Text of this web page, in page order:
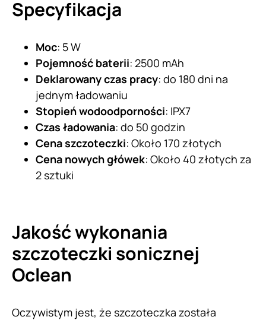
Specyfikacja
Moc: 5 W
Pojemność baterii: 2500 mAh
Deklarowany czas pracy: do 180 dni na
jednym ładowaniu
Stopień wodoodporności: IPX7
Czas ładowania: do 50 godzin
Cena szczoteczki: Około 170 złotych
Cena nowych główek: Około 40 złotych za
2 sztuki
Jakość wykonania
szczoteczki sonicznej
Oclean
Oczywistym jest, że szczoteczka została